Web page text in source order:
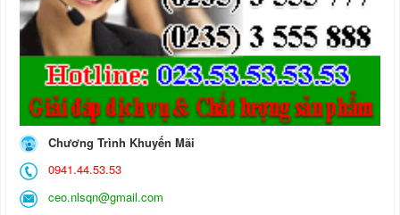
Chương Trình Khuyến Mãi
0941.44.53.53
ceo.nlsqn@gmail.com